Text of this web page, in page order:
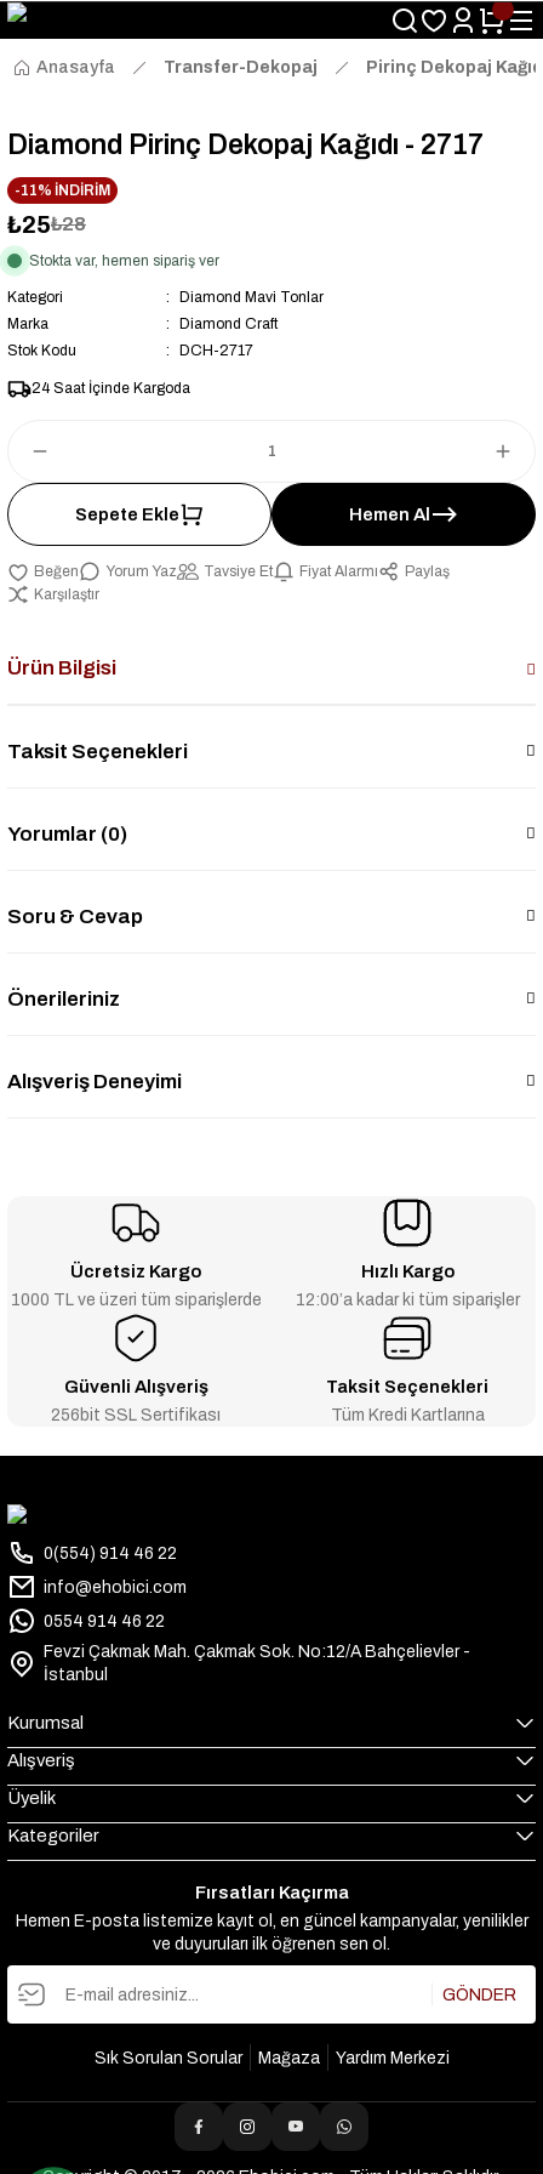
Size Özel "HG10" Kodu ile Sepette Hemen %10 İndirim Fırsatını
Kaçırmayın!
Anasayfa
Transfer-Dekopaj Pirinç Dekopaj
Diamond Pirinç Dekopaj Kağıdı - 2717
-11% İNDİRİM
₺25₺28
Stokta var, hemen sipariş ver
Kategori
Diamond Mavi Tonlar
Marka
Diamond Craft
Stok Kodu
DCH-2717
24 Saat İçinde Kargoda
Sepete Ekle Hemen Al
Yorum Yaz Tavsiye Et Fiyat Alarmı
Paylaş
Karşılaştır
Ürün Bilgisi
Taksit Seçenekleri
Yorumlar (0)
Soru & Cevap
Önerileriniz
Alışveriş Deneyimi
Ücretsiz Kargo
1000 TL ve üzeri tüm siparişlerde
Hızlı Kargo
12:00’a kadar ki tüm siparişler
Güvenli Alışveriş
256bit SSL Sertifikası
Taksit Seçenekleri
Tüm Kredi Kartlarına
0(554) 914 46 22
info@ehobici.com
0554 914 46 22
Fevzi Çakmak Mah. Çakmak Sok. No:12/A Bahçelievler -
İstanbul
Kurumsal
Alışveriş
Üyelik
Kategoriler
Fırsatları Kaçırma
Hemen E-posta listemize kayıt ol, en güncel kampanyalar, yenilikler
ve duyuruları ilk öğrenen sen ol.
GÖNDER
Sık Sorulan Sorular Mağaza Yardım Merkezi